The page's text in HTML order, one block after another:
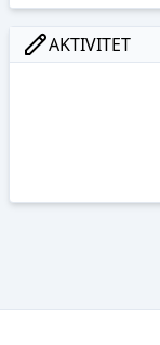
AKTIVITET